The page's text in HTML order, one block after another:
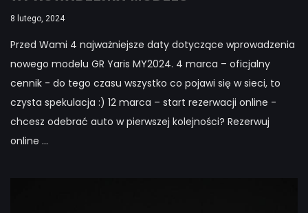
8 lutego, 2024
Przed Wami 4 najważniejsze daty dotyczące wprowadzenia
nowego modelu GR Yaris MY2024. 4 marca – oficjalny
cennik - do tego czasu wszystko co pojawi się w sieci, to
czysta spekulacja :) 12 marca – start rezerwacji online -
chcesz odebrać auto w pierwszej kolejności? Rezerwuj
online ...